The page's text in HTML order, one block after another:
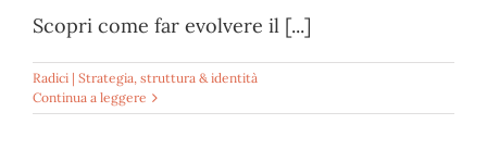
Scopri come far evolvere il [...]
Radici | Strategia, struttura & identità
Continua a leggere